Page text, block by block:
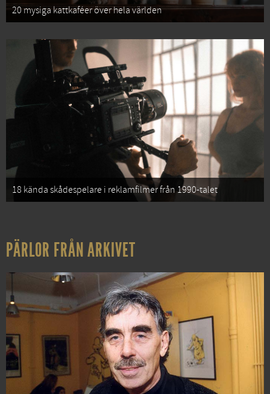
20 mysiga kattkaféer över hela världen
18 kända skådespelare i reklamfilmer från 1990-talet
PÄRLOR FRÅN ARKIVET